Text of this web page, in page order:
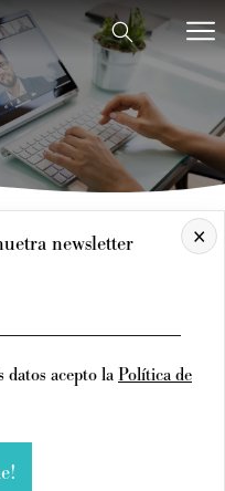
el
×
newsletter
datos acepto laPolítica de